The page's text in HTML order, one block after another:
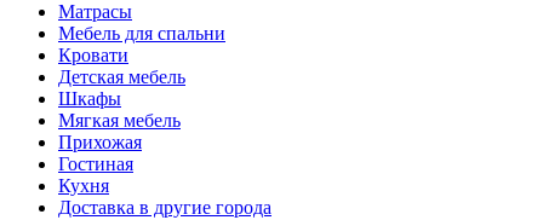
Матрасы
Мебель для спальни
Кровати
Детская мебель
Шкафы
Мягкая мебель
Прихожая
Гостиная
Кухня
Доставка в другие города